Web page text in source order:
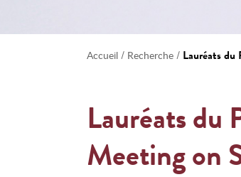
Accueil / Recherche / Lauréats
Lauréats du
Meeting on